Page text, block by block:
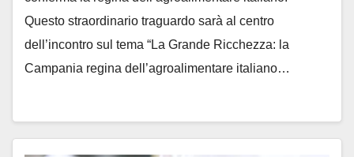
Questo straordinario traguardo sarà al centro
dell’incontro sul tema “La Grande Ricchezza: la
Campania regina dell’agroalimentare italiano…